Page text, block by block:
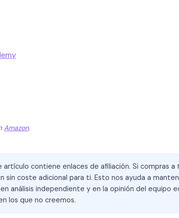
Amazon.
artículo contiene enlaces de afiliación. Si compras
sin coste adicional para ti. Esto nos ayuda a
análisis independiente y en la opinión del equipo
los que no creemos.